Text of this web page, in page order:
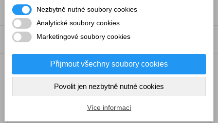
NABÍDKA
Odchytová technika
ODCHYTOVÁ TECHNIKA
Nezbytně nutné soubory cookies
Analytické soubory cookies
Marketingové soubory cookies
Přijmout všechny soubory cookies
Povolit jen nezbytně nutné cookies
Více informací